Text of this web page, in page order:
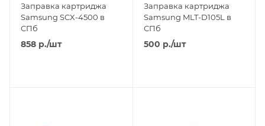
Заправка картриджа
Samsung SCX-4500 в
СПб
858 р./шт
Заправка картриджа
Samsung MLT-D105L в
СПб
500 р./шт